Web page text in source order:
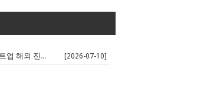
🌍 경기 AI 스타트업 해외 진출 판... [2026-07-10]